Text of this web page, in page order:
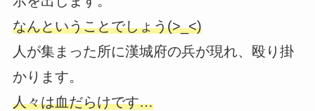
なんということでしょう(>_<)
人が集まった所に漢城府の兵が現れ、殴り掛
かります。
人々は血だらけです…